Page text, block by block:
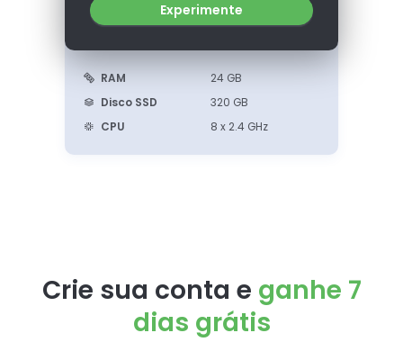
Experimente
RAM
24 GB
Disco SSD
320 GB
CPU
8 x 2.4 GHz
Crie sua conta e ganhe 7
dias grátis